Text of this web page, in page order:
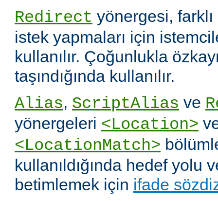
Redirect yönergesi,
istek yapmaları için
kullanılır. Çoğunlukla
taşındığında kullanılır.
Alias, ScriptAlias ve
yönergeleri <Location>
<LocationMatch>
kullanıldığında hedef yolu
betimlemek için ifade